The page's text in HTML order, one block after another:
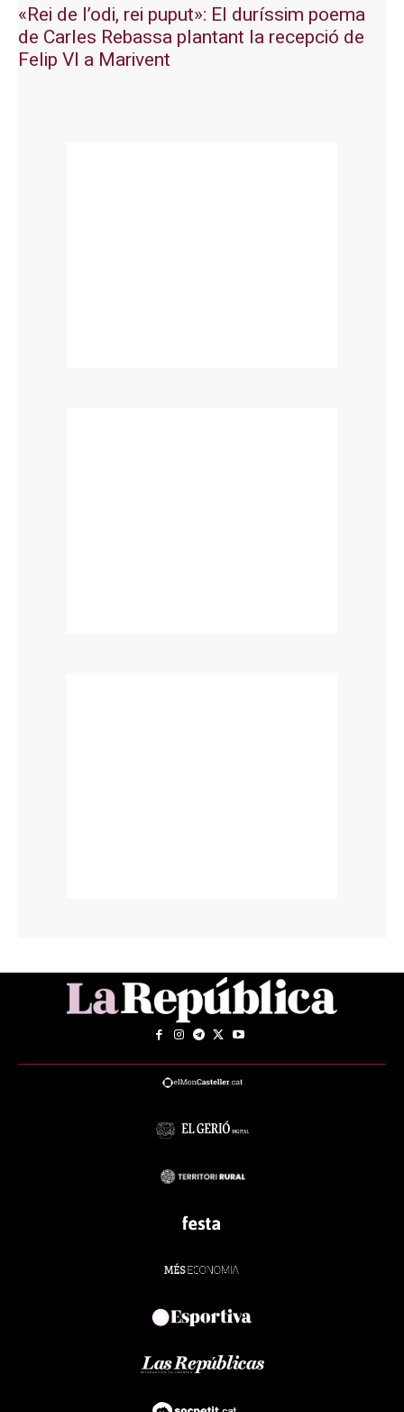
«Rei de l’odi, rei puput»: El duríssim poema
de Carles Rebassa plantant la recepció de
Felip VI a Marivent